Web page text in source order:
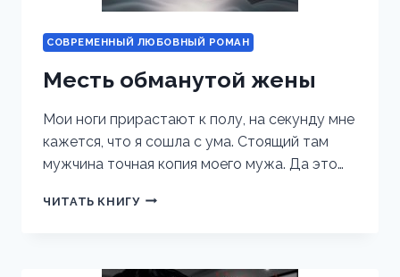
СОВРЕМЕННЫЙ ЛЮБОВНЫЙ РОМАН
Месть обманутой жены
Мои ноги прирастают к полу, на секунду мне
кажется, что я сошла с ума. Стоящий там
мужчина точная копия моего мужа. Да это…
ЧИТАТЬ КНИГУМЕСТЬ